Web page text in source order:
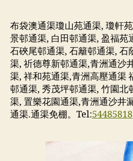
布袋澳通渠瓊山苑通渠, 瓊軒
景邨通渠, 白田邨通渠, 盈福苑
石硤尾邨通渠, 石籬邨通渠, 石
渠, 祈德尊新邨通渠,青洲通沙
渠, 祥和苑通渠,青洲高壓通渠
邨通渠, 秀茂坪邨通渠, 竹園北
渠, 置樂花園通渠,青洲通沙井
通渠.通渠免棚。Tel:54485818